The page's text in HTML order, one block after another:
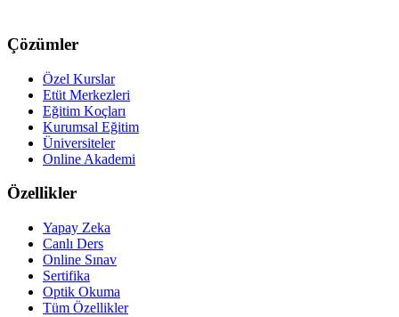
Çözümler
Özel Kurslar
Etüt Merkezleri
Eğitim Koçları
Kurumsal Eğitim
Üniversiteler
Online Akademi
Özellikler
Yapay Zeka
Canlı Ders
Online Sınav
Sertifika
Optik Okuma
Tüm Özellikler